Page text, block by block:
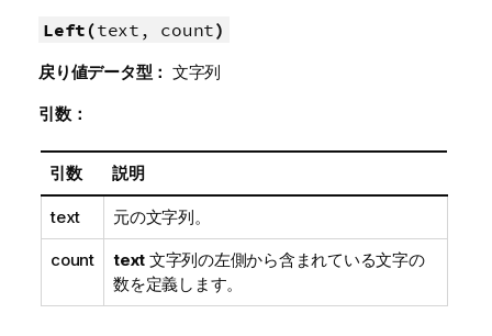
Left(text, count)
戻り値データ型： 文字列
引数：
引数 説明
text 元の文字列。
count text 文字列の左側から含まれている文字の
数を定義します。